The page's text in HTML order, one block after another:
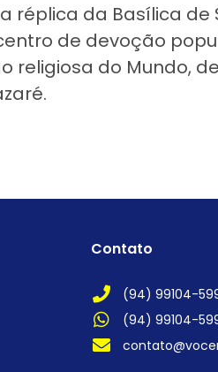
réplica da Basílica de
de devoção
religiosa do Mundo, de
Contato
(94) 99104-
(94) 99104-